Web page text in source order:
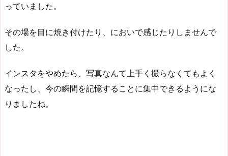
っていました。
その場を目に焼き付けたり、においで感じたりしませんで
した。
インスタをやめたら、写真なんて上手く撮らなくてもよく
なったし、今の瞬間を記憶することに集中できるようにな
りましたね。